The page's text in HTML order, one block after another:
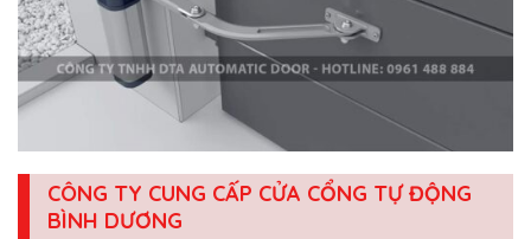
CÔNG TY CUNG CẤP CỬA CỔNG TỰ ĐỘNG
BÌNH DƯƠNG